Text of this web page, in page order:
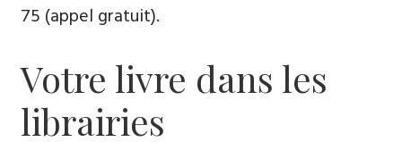
75 (appel gratuit).
Votre livre dans les
librairies